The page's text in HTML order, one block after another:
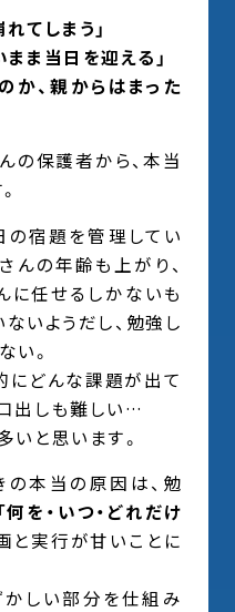
てしまう」
ま当日を迎える」
か、親からはまった
の保護者から、本当
宿題を管理してい
んの年齢も上がり、
に任せるしかないも
いようだし、勉強し
い。
にどんな課題が出て
出しも難しい…
いと思います。
本当の原因は、勉
「何を・いつ・どれだけ
と実行が甘いことに
かしい部分を仕組み